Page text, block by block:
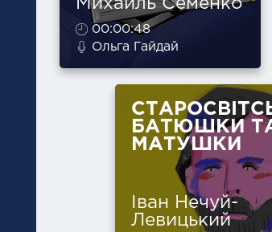
Михайль Семенко
00:00:48
Ольга Гайдай
БАТЮШКИ
МАТУШКИ
Іван Нечуй-
Левицький